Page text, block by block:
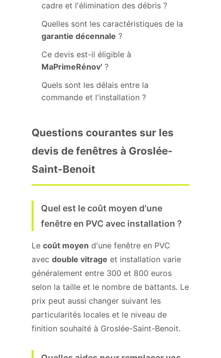
cadre et l'élimination des débris ?
Quelles sont les caractéristiques de la
garantie décennale ?
Ce devis est-il éligible à
MaPrimeRénov' ?
Quels sont les délais entre la
commande et l'installation ?
Questions courantes sur les
devis de fenêtres à Groslée-
Saint-Benoit
Quel est le coût moyen d'une
fenêtre en PVC avec installation ?
Le coût moyen d'une fenêtre en PVC
avec double vitrage et installation varie
généralement entre 300 et 800 euros
selon la taille et le nombre de battants. Le
prix peut aussi changer suivant les
particularités locales et le niveau de
finition souhaité à Groslée-Saint-Benoit.